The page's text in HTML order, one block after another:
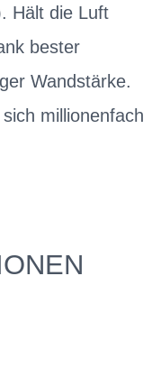
Hält die Luft
bester
Wandstärke.
millionenfach